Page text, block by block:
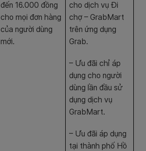
đến 16.000 đồng
cho mọi đơn hàng
của người dùng
mới.
cho dịch vụ Đi
chợ – GrabMart
trên ứng dụng
Grab.
– Ưu đãi chỉ áp
dụng cho người
dùng lần đầu sử
dụng dịch vụ
GrabMart.
– Ưu đãi áp dụng
tại thành phố Hồ